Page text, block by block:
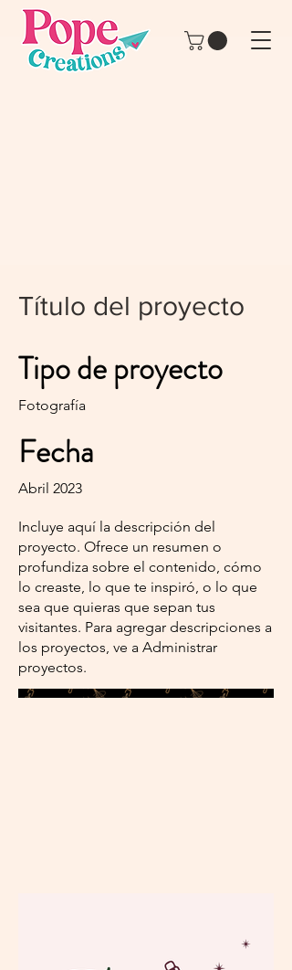
Título del proyecto
Tipo de proyecto
Fotografía
Fecha
Abril 2023
Incluye aquí la descripción del
proyecto. Ofrece un resumen o
profundiza sobre el contenido, cómo
lo creaste, lo que te inspiró, o lo que
sea que quieras que sepan tus
visitantes. Para agregar descripciones a
los proyectos, ve a Administrar
proyectos.